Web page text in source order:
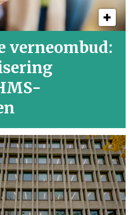
verneombud: